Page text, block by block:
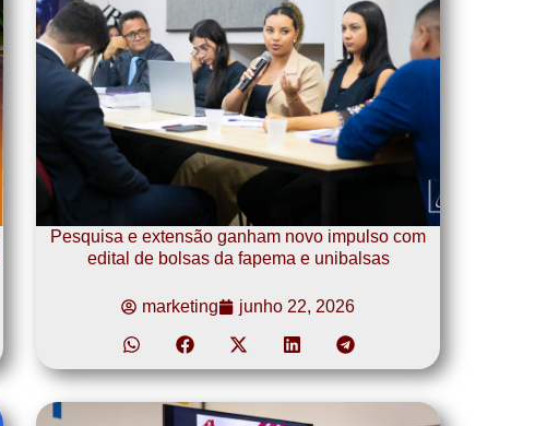
Pesquisa e extensão ganham novo impulso com
edital de bolsas da fapema e unibalsas
marketing junho 22, 2026